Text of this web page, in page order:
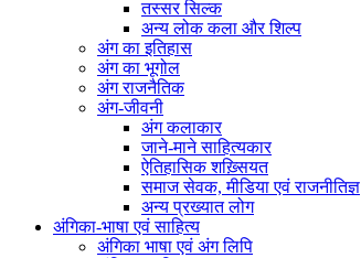
तस्सर सिल्क
अन्य लोक कला और शिल्प
अंग का इतिहास
अंग का भूगोल
अंग राजनैतिक
अंग-जीवनी
अंग कलाकार
जाने-माने साहित्यकार
ऐतिहासिक शख़्सियत
समाज सेवक, मीडिया एवं राजनीतिज्ञ
अन्य प्रख्यात लोग
अंगिका-भाषा एवं साहित्य
अंगिका भाषा एवं अंग लिपि